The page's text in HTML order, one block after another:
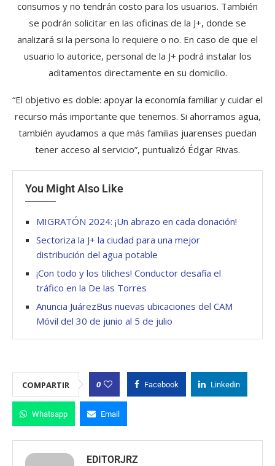
consumos y no tendrán costo para los usuarios. También
se podrán solicitar en las oficinas de la J+, donde se
analizará si la persona lo requiere o no. En caso de que el
usuario lo autorice, personal de la J+ podrá instalar los
aditamentos directamente en su domicilio.
“El objetivo es doble: apoyar la economía familiar y cuidar el
recurso más importante que tenemos. Si ahorramos agua,
también ayudamos a que más familias juarenses puedan
tener acceso al servicio”, puntualizó Édgar Rivas.
You Might Also Like
MIGRATÓN 2024: ¡Un abrazo en cada donación!
Sectoriza la J+ la ciudad para una mejor
distribución del agua potable
¡Con todo y los tiliches! Conductor desafía el
tráfico en la De las Torres
Anuncia JuárezBus nuevas ubicaciones del CAM
Móvil del 30 de junio al 5 de julio
COMPARTIR 0 Facebook Linkedin
Whatsapp Email
EDITORJRZ